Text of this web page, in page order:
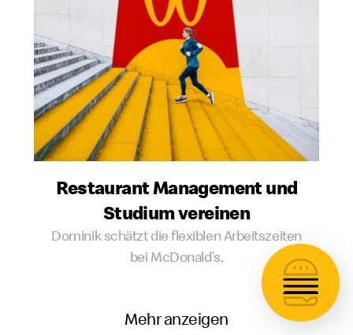
Restaurant Management und
Studium vereinen
Dominik schätzt die flexiblen Arbeitszeiten
bei McDonald’s.
Mehr anzeigen